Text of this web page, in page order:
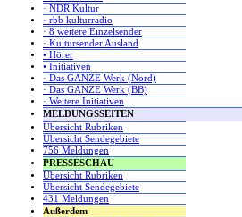
· NDR Kultur
· rbb kulturradio
· 8 weitere Einzelsender
· Kultursender Ausland
• Hörer
• Initiativen
· Das GANZE Werk (Nord)
· Das GANZE Werk (BB)
· Weitere Initiativen
MELDUNGSSEITEN
Übersicht Rubriken
Übersicht Sendegebiete
756 Meldungen
PRESSESCHAU
Übersicht Rubriken
Übersicht Sendegebiete
431 Meldungen
Außerdem